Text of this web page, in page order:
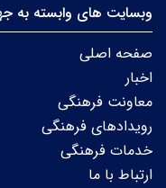
وبسایت های وابسته به
صفحه اصلی
اخبار
معاونت فرهنگی
رویدادهای فرهنگی
خدمات فرهنگی
ارتباط با ما